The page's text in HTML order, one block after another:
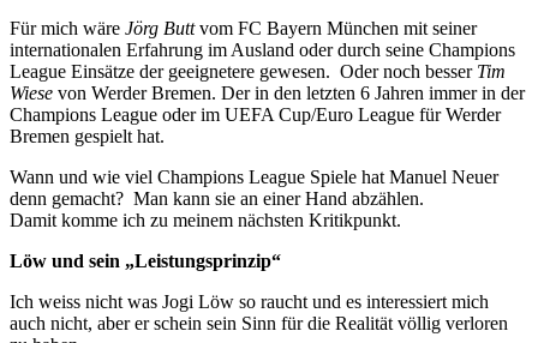
Für mich wäre Jörg Buttvom FC Bayern München mit seiner
internationalen Erfahrung im Ausland oder durch seine Champions
League Einsätze der geeignetere gewesen. Oder noch besser Tim
Wiese von Werder Bremen. Der in den letzten 6 Jahren immer in der
Champions League oder im UEFA Cup/Euro League für Werder
Bremen gespielt hat.
Wann und wie viel Champions League Spiele hat Manuel Neuer
denn gemacht? Man kann sie an einer Hand abzählen.
Damit komme ich zu meinem nächsten Kritikpunkt.
Löw und sein „Leistungsprinzip“
Ich weiss nicht was Jogi Löw so raucht und es interessiert mich
auch nicht, aber er schein sein Sinn für die Realität völlig verloren